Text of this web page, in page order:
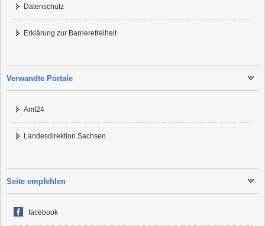
Datenschutz
Erklärung zur Barrierefreiheit
Verwandte Portale
Amt24
Landesdirektion Sachsen
Seite empfehlen
facebook